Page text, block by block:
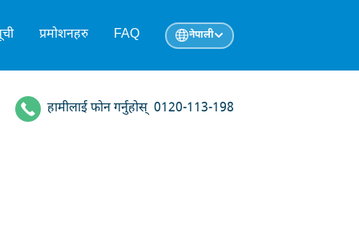
प्रमोशनहरु FAQ नेपाली
हामीलाई फोन गर्नुहोस् 0120-113-198